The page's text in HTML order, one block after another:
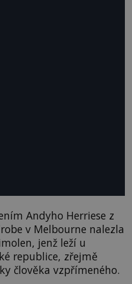
Andyho Herriese z
v Melbourne nalezla
jenž leží u
republice, zřejmě
člověka vzpřímeného.